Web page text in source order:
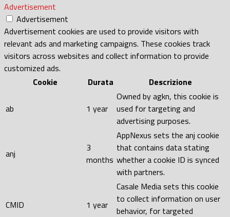
Advertisement
Advertisement
Advertisement cookies are used to provide visitors with
relevant ads and marketing campaigns. These cookies track
visitors across websites and collect information to provide
customized ads.
Cookie
Durata Descrizione
ab 1 year
Owned by agkn, this cookie is
used for targeting and
advertising purposes.
anj
3
months
AppNexus sets the anj cookie
that contains data stating
whether a cookie ID is synced
with partners.
CMID 1 year
Casale Media sets this cookie
to collect information on user
behavior, for targeted